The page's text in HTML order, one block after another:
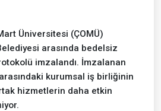
Üniversitesi (ÇOMÜ)
arasında bedelsiz
imzalandı. İmzalanan
kurumsal iş birliğinin
hizmetlerin daha etkin